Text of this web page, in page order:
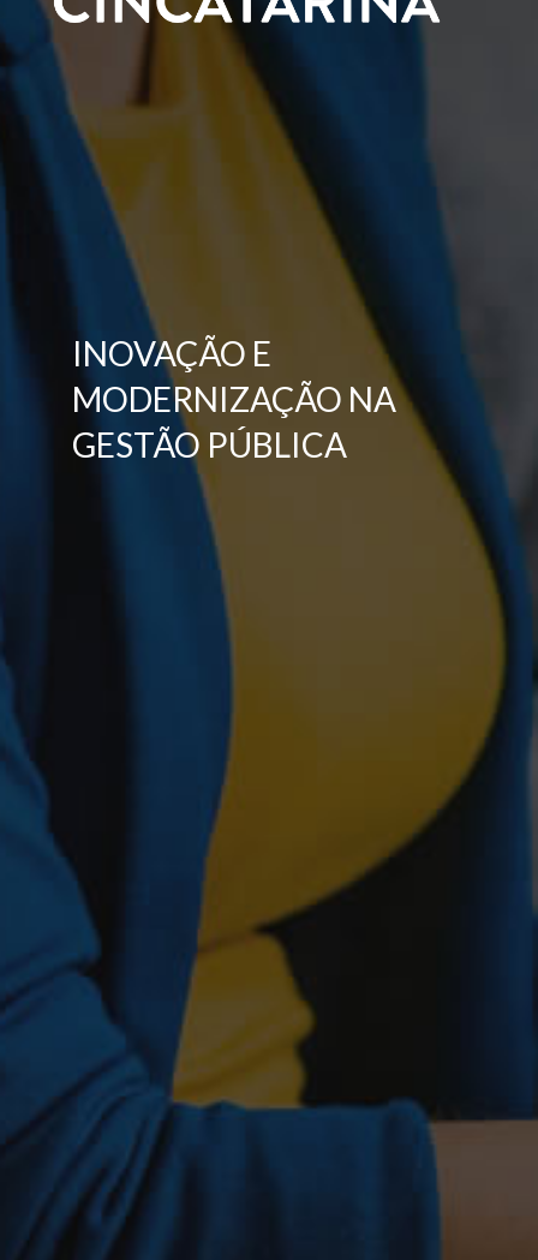
INOVAÇÃO E
MODERNIZAÇÃO NA
GESTÃO PÚBLICA